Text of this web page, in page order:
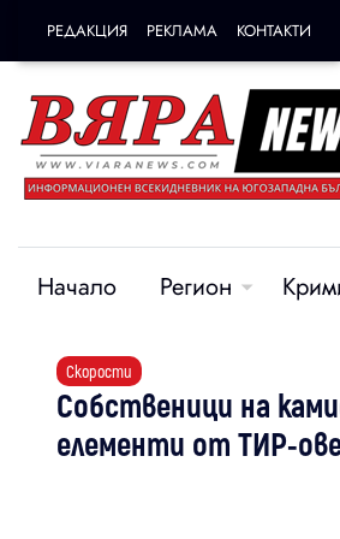
РЕДАКЦИЯ РЕКЛАМА КОНТАКТИ
Начало Регион
Скорости
Собственици на
елементи от ТИР-